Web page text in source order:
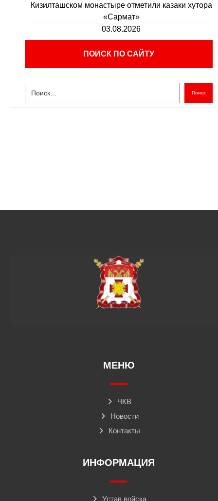
Кизилташском монастыре отметили казаки хутора
«Сармат»
03.08.2026
ПОИСК ПО САЙТУ
Поиск
МЕНЮ
ЧКВ
Новости
Контакты
ИНФОРМАЦИЯ
Устав войска